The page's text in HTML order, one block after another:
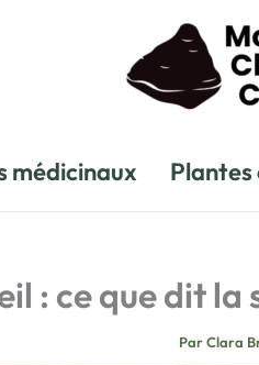
médicinaux Plantes
: ce que dit
ParClara